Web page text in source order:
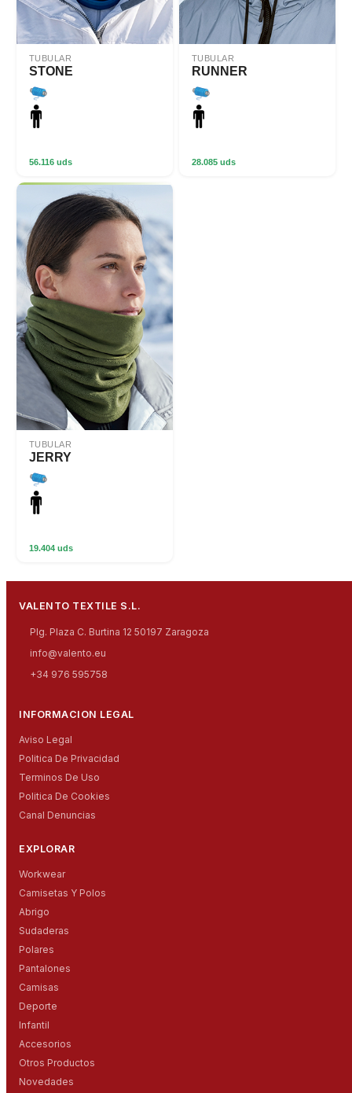
TUBULAR
STONE
56.116 uds
TUBULAR
RUNNER
28.085 uds
TUBULAR
JERRY
19.404 uds
VALENTO TEXTILE S.L.
Plg. Plaza C. Burtina 12 50197 Zaragoza
info@valento.eu
+34 976 595758
INFORMACION LEGAL
Aviso Legal
Politica De Privacidad
Terminos De Uso
Politica De Cookies
Canal Denuncias
EXPLORAR
Workwear
Camisetas Y Polos
Abrigo
Sudaderas
Polares
Pantalones
Camisas
Deporte
Infantil
Accesorios
Otros Productos
Novedades